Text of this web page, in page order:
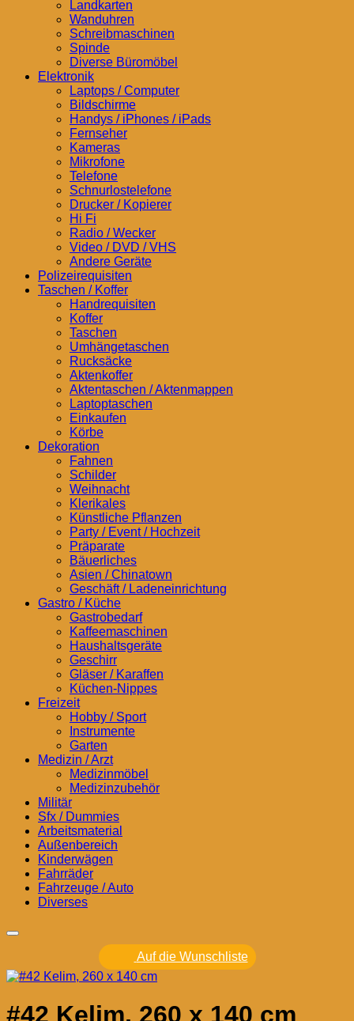
Landkarten
Wanduhren
Schreibmaschinen
Spinde
Diverse Büromöbel
Elektronik
Laptops / Computer
Bildschirme
Handys / iPhones / iPads
Fernseher
Kameras
Mikrofone
Telefone
Schnurlostelefone
Drucker / Kopierer
Hi Fi
Radio / Wecker
Video / DVD / VHS
Andere Geräte
Polizeirequisiten
Taschen / Koffer
Handrequisiten
Koffer
Taschen
Umhängetaschen
Rucksäcke
Aktenkoffer
Aktentaschen / Aktenmappen
Laptoptaschen
Einkaufen
Körbe
Dekoration
Fahnen
Schilder
Weihnacht
Klerikales
Künstliche Pflanzen
Party / Event / Hochzeit
Präparate
Bäuerliches
Asien / Chinatown
Geschäft / Ladeneinrichtung
Gastro / Küche
Gastrobedarf
Kaffeemaschinen
Haushaltsgeräte
Geschirr
Gläser / Karaffen
Küchen-Nippes
Freizeit
Hobby / Sport
Instrumente
Garten
Medizin / Arzt
Medizinmöbel
Medizinzubehör
Militär
Sfx / Dummies
Arbeitsmaterial
Außenbereich
Kinderwägen
Fahrräder
Fahrzeuge / Auto
Diverses
Auf die Wunschliste
#42 Kelim, 260 x 140 cm